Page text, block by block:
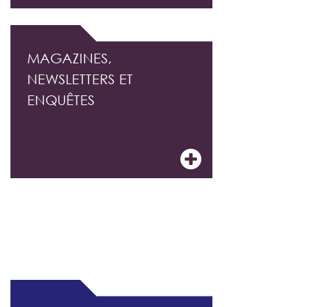
MAGAZINES,
NEWSLETTERS ET
ENQUÊTES